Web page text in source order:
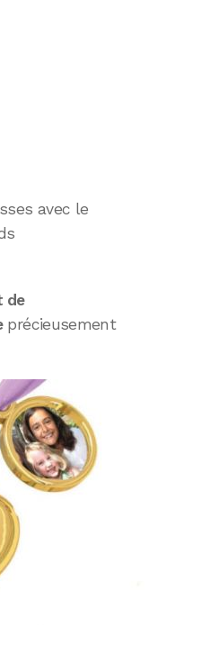
avec le
de
précieusement